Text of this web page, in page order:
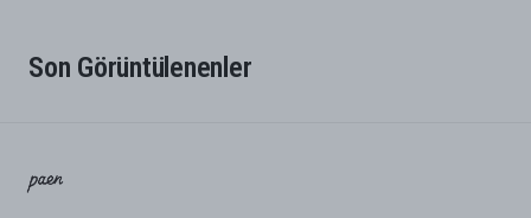
Son Görüntülenenler